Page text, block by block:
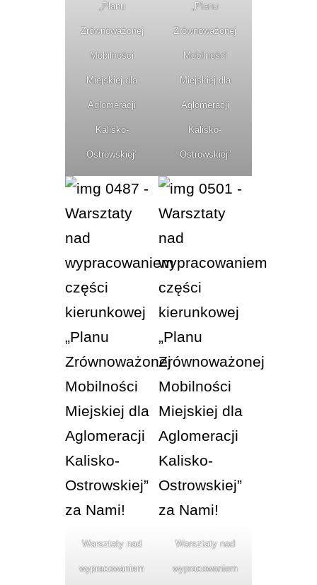
„Planu
Zrównoważonej
Mobilności
Miejskiej dla
Aglomeracji
Kalisko-
Ostrowskiej”
„Planu
Zrównoważonej
Mobilności
Miejskiej dla
Aglomeracji
Kalisko-
Ostrowskiej”
Warsztaty nad
wypracowaniem
Warsztaty nad
wypracowaniem